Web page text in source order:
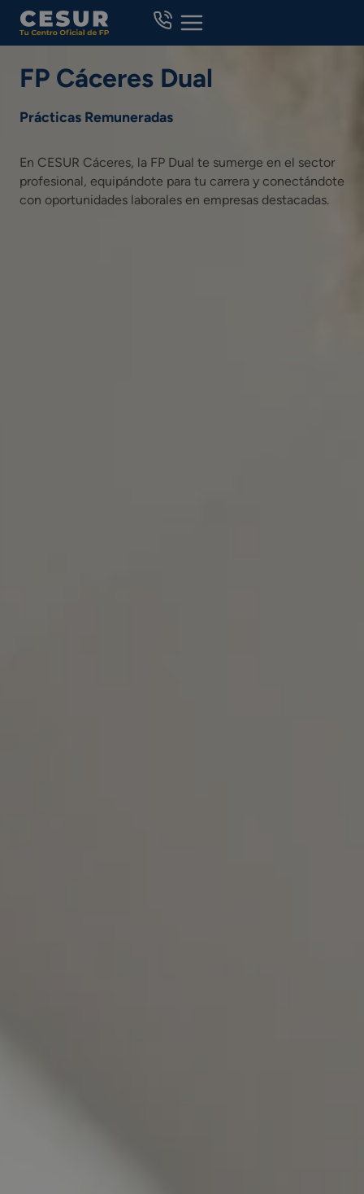
Skip
content
FP Cáceres Dual
Prácticas Remuneradas
En CESUR Cáceres, la FP Dual te sumerge en el sector
profesional, equipándote para tu carrera y conectándote
con oportunidades laborales en empresas destacadas.